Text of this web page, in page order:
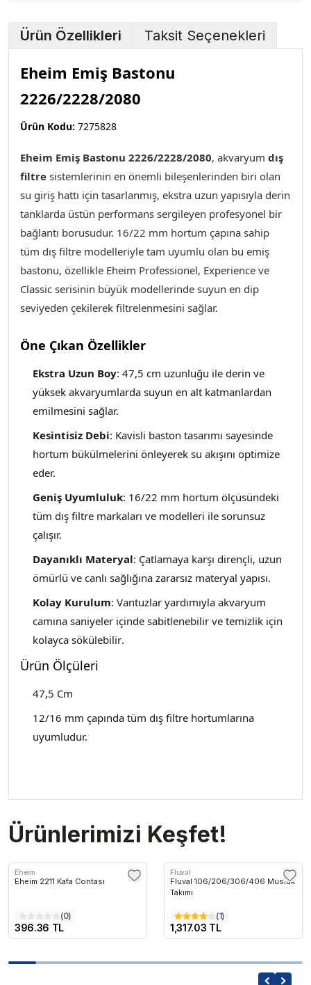
Ürün Özellikleri Taksit Seçenekleri
Eheim Emiş Bastonu
2226/2228/2080
Ürün Kodu: 7275828
Eheim Emiş Bastonu 2226/2228/2080, akvaryum dış
filtre sistemlerinin en önemli bileşenlerinden biri olan
su giriş hattı için tasarlanmış, ekstra uzun yapısıyla derin
tanklarda üstün performans sergileyen profesyonel bir
bağlantı borusudur. 16/22 mm hortum çapına sahip
tüm dış filtre modelleriyle tam uyumlu olan bu emiş
bastonu, özellikle Eheim Professionel, Experience ve
Classic serisinin büyük modellerinde suyun en dip
seviyeden çekilerek filtrelenmesini sağlar.
Öne Çıkan Özellikler
Ekstra Uzun Boy: 47,5 cm uzunluğu ile derin ve
yüksek akvaryumlarda suyun en alt katmanlardan
emilmesini sağlar.
Kesintisiz Debi: Kavisli baston tasarımı sayesinde
hortum bükülmelerini önleyerek su akışını optimize
eder.
Geniş Uyumluluk: 16/22 mm hortum ölçüsündeki
tüm dış filtre markaları ve modelleri ile sorunsuz
çalışır.
Dayanıklı Materyal: Çatlamaya karşı dirençli, uzun
ömürlü ve canlı sağlığına zararsız materyal yapısı.
Kolay Kurulum: Vantuzlar yardımıyla akvaryum
camına saniyeler içinde sabitlenebilir ve temizlik için
kolayca sökülebilir.
Ürün Ölçüleri
47,5 Cm
12/16 mm çapında tüm dış filtre hortumlarına
uyumludur.
Ürünlerimizi Keşfet!
Eheim
Eheim 2211 Kafa Contası
(0)
396.36 TL
Fluval
Fluval 106/206/306/406 Musluk
Takımı
(1)
1,317.03 TL